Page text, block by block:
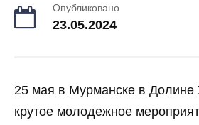
Опубликовано
23.05.2024
25 мая в Мурманске в Долине
крутое молодежное